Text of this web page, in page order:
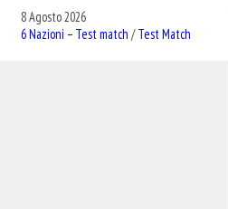
8 Agosto 2026
6 Nazioni – Test match /Test Match